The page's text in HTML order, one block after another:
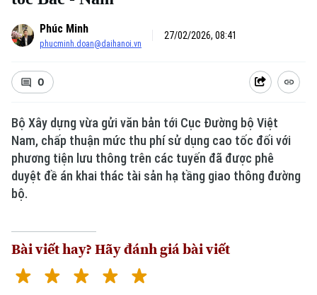
Phúc Minh
phucminh.doan@daihanoi.vn
27/02/2026, 08:41
0
Bộ Xây dựng vừa gửi văn bản tới Cục Đường bộ Việt
Nam, chấp thuận mức thu phí sử dụng cao tốc đối với
phương tiện lưu thông trên các tuyến đã được phê
duyệt đề án khai thác tài sản hạ tầng giao thông đường
bộ.
Bài viết hay? Hãy đánh giá bài viết